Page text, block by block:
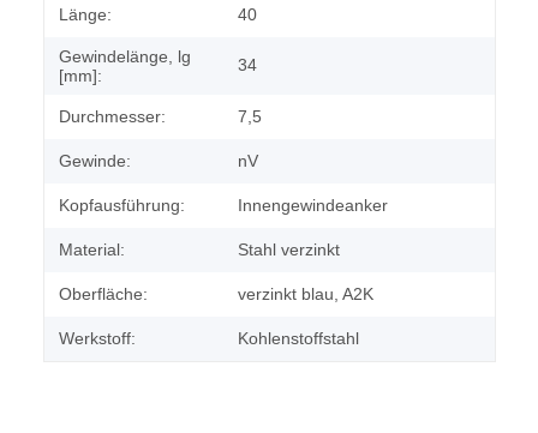
Länge: 40
Gewindelänge, lg
[mm]:
34
Durchmesser: 7,5
Gewinde: nV
Kopfausführung: Innengewindeanker
Material: Stahl verzinkt
Oberfläche: verzinkt blau, A2K
Werkstoff: Kohlenstoffstahl